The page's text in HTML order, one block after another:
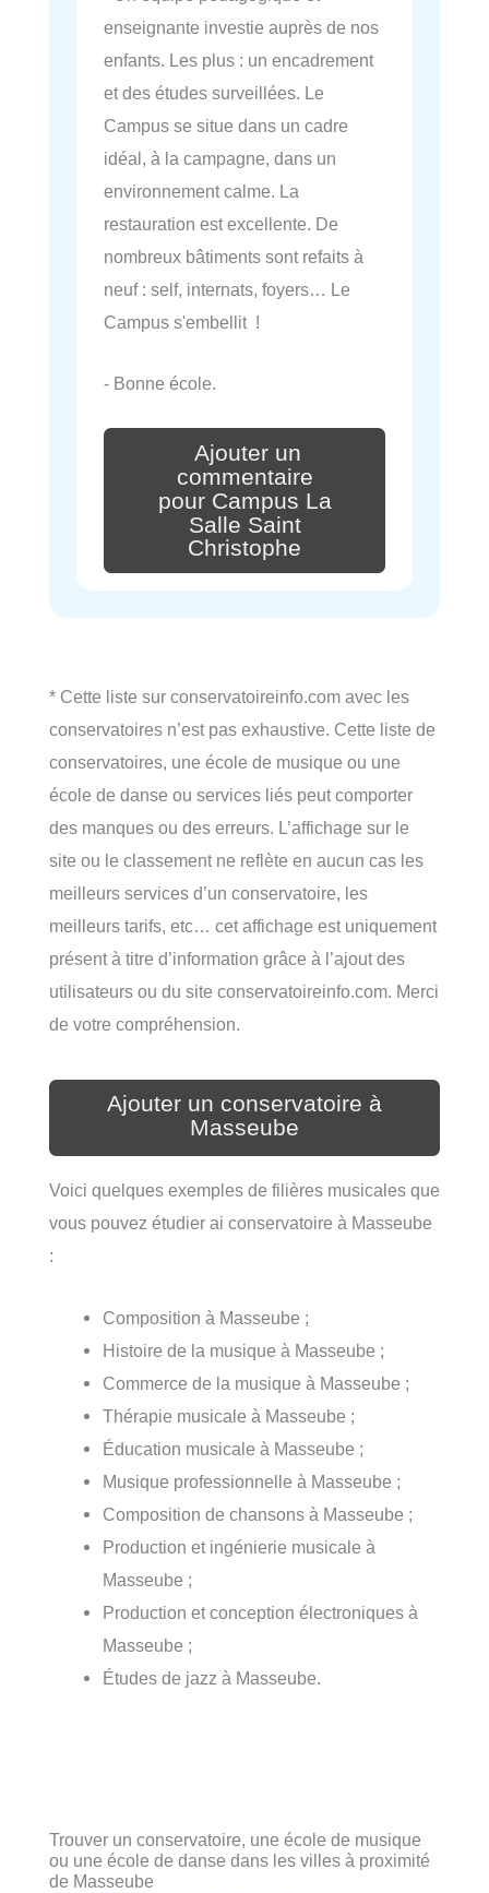
enseignante investie auprès de nos
enfants. Les plus : un encadrement
et des études surveillées. Le
Campus se situe dans un cadre
idéal, à la campagne, dans un
environnement calme. La
restauration est excellente. De
nombreux bâtiments sont refaits à
neuf : self, internats, foyers… Le
Campus s'embellit !
- Bonne école.
Ajouter un
commentaire
pour Campus La
Salle Saint
Christophe
* Cette liste sur conservatoireinfo.com avec les
conservatoires n’est pas exhaustive. Cette liste de
conservatoires, une école de musique ou une
école de danse ou services liés peut comporter
des manques ou des erreurs. L’affichage sur le
site ou le classement ne reflète en aucun cas les
meilleurs services d’un conservatoire, les
meilleurs tarifs, etc… cet affichage est uniquement
présent à titre d’information grâce à l’ajout des
utilisateurs ou du site conservatoireinfo.com. Merci
de votre compréhension.
Ajouter un conservatoire à
Masseube
Voici quelques exemples de filières musicales que
vous pouvez étudier ai conservatoire à Masseube
:
Composition à Masseube ;
Histoire de la musique à Masseube ;
Commerce de la musique à Masseube ;
Thérapie musicale à Masseube ;
Éducation musicale à Masseube ;
Musique professionnelle à Masseube ;
Composition de chansons à Masseube ;
Production et ingénierie musicale à
Masseube ;
Production et conception électroniques à
Masseube ;
Études de jazz à Masseube.
Trouver un conservatoire, une école de musique
ou une école de danse dans les villes à proximité
de Masseube